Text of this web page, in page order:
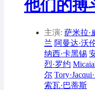
他们的搏
主演: 萨米拉·
兰 阿曼达·沃
纳西·卡黑锡
烈·罗约
尔
索瓦·巴蒂斯